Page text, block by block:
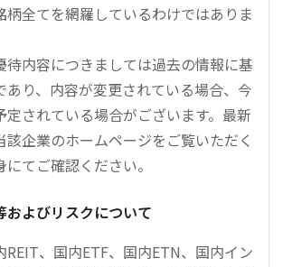
柄全てを網羅しているわけではありま
待内容につきましては過去の情報に基
あり、内容が変更されている場合、今
定されている場合がございます。最新
該企業のホームページをご覧いただく
てご確認ください。
およびリスクについて
REIT、国内ETF、国内ETN、国内イン